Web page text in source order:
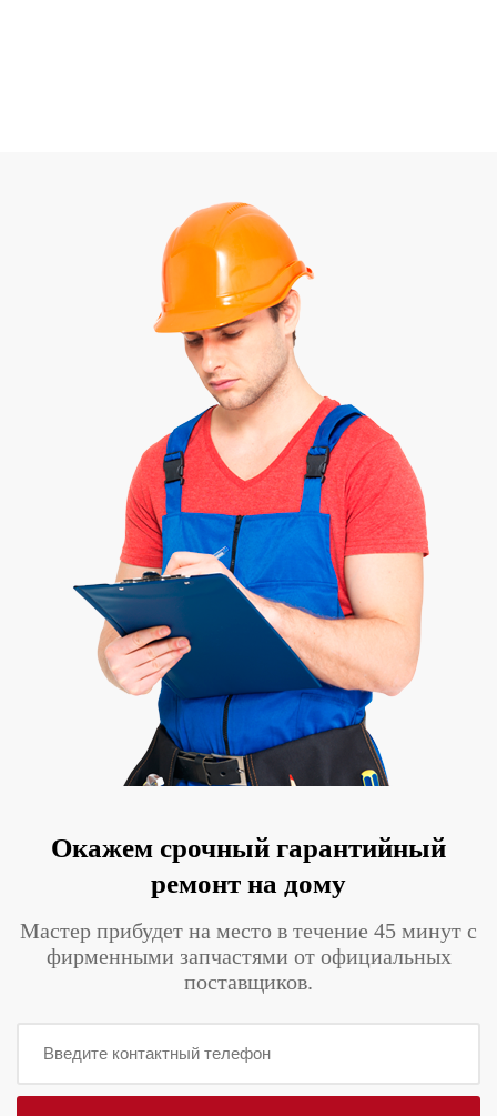
Окажем срочный гарантийный
ремонт на дому
Мастер прибудет на место в течение 45 минут с
фирменными запчастями от официальных
поставщиков.